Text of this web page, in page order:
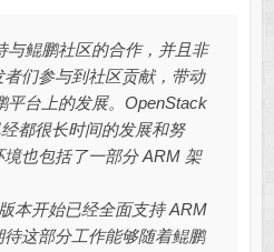
与鲲鹏社区的合作，并且非
们参与到社区贡献，带动
平台上的发展。OpenStack
都很长时间的发展和努
也包括了一部分 ARM 架
本开始已经全面支持 ARM
这部分工作能够随着鲲鹏